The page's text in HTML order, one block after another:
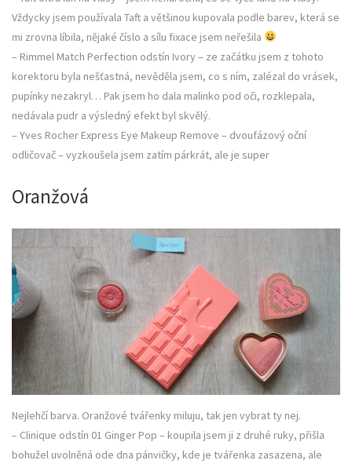
Vždycky jsem používala Taft a většinou kupovala podle barev, která se
mi zrovna líbila, nějaké číslo a sílu fixace jsem neřešila
– Rimmel Match Perfection odstín Ivory – ze začátku jsem z tohoto
korektoru byla nešťastná, nevěděla jsem, co s ním, zalézal do vrásek,
pupínky nezakryl… Pak jsem ho dala malinko pod oči, rozklepala,
nedávala pudr a výsledný efekt byl skvělý.
– Yves Rocher Express Eye Makeup Remove – dvoufázový oční
odličovač – vyzkoušela jsem zatím párkrát, ale je super
Oranžová
Nejlehčí barva. Oranžové tvářenky miluju, tak jen vybrat ty nej.
– Clinique odstín 01 Ginger Pop – koupila jsem ji z druhé ruky, přišla
bohužel uvolněná ode dna pánvičky, kde je tvářenka zasazena, ale